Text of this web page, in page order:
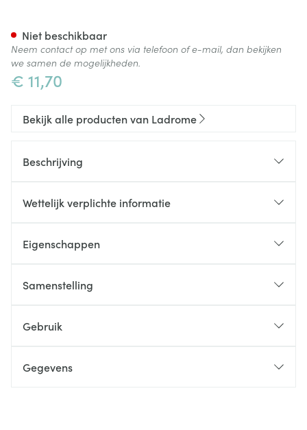
€ 11,70
Niet beschikbaar
Neem contact op met ons via telefoon of e-mail, dan bekijken
we samen de mogelijkheden.
Bekijk alle producten van Ladrome
Beschrijving
Wettelijk verplichte informatie
Eigenschappen
Samenstelling
Gebruik
Gegevens